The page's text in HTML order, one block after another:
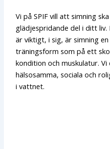
Vi på SPIF vill att simning
glädjespridande del i ditt
är viktigt, i sig, är simning
träningsform som på ett
kondition och muskulatur.
hälsosamma, sociala och
i vattnet.